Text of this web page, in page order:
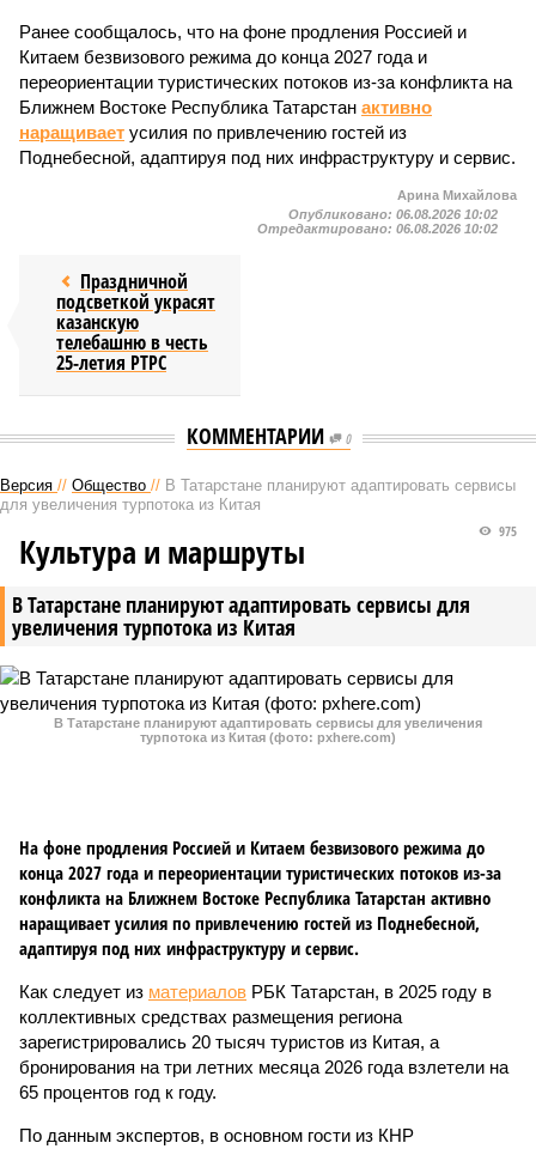
Ранее сообщалось, что на фоне продления Россией и
Китаем безвизового режима до конца 2027 года и
переориентации туристических потоков из-за конфликта на
Ближнем Востоке Республика Татарстан активно
наращивает усилия по привлечению гостей из
Поднебесной, адаптируя под них инфраструктуру и сервис.
Арина Михайлова
Опубликовано: 06.08.2026 10:02
Отредактировано: 06.08.2026 10:02
Праздничной
подсветкой украсят
казанскую
телебашню в честь
25-летия РТРС
КОММЕНТАРИИ 0
Версия // Общество // В Татарстане планируют адаптировать сервисы
для увеличения турпотока из Китая
В Татарстане планируют адаптировать сервисы для
увеличения турпотока из Китая
975
Культура и маршруты
В Татарстане планируют адаптировать сервисы для увеличения
турпотока из Китая (фото: pxhere.com)
На фоне продления Россией и Китаем безвизового режима до
конца 2027 года и переориентации туристических потоков из-за
конфликта на Ближнем Востоке Республика Татарстан активно
наращивает усилия по привлечению гостей из Поднебесной,
адаптируя под них инфраструктуру и сервис.
Как следует из материалов РБК Татарстан, в 2025 году в
коллективных средствах размещения региона
зарегистрировались 20 тысяч туристов из Китая, а
бронирования на три летних месяца 2026 года взлетели на
65 процентов год к году.
По данным экспертов, в основном гости из КНР